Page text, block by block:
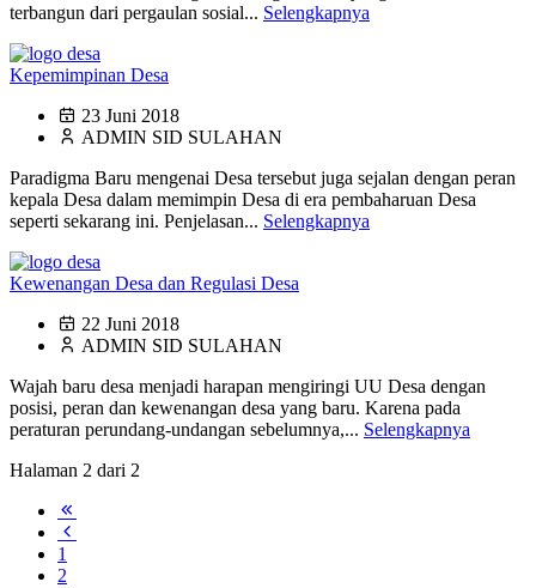
terbangun dari pergaulan sosial... Selengkapnya
Kepemimpinan Desa
23 Juni 2018
ADMIN SID SULAHAN
Paradigma Baru mengenai Desa tersebut juga sejalan dengan peran
kepala Desa dalam memimpin Desa di era pembaharuan Desa
seperti sekarang ini. Penjelasan... Selengkapnya
Kewenangan Desa dan Regulasi Desa
22 Juni 2018
ADMIN SID SULAHAN
Wajah baru desa menjadi harapan mengiringi UU Desa dengan
posisi, peran dan kewenangan desa yang baru. Karena pada
peraturan perundang-undangan sebelumnya,... Selengkapnya
Halaman 2 dari 2
1
2